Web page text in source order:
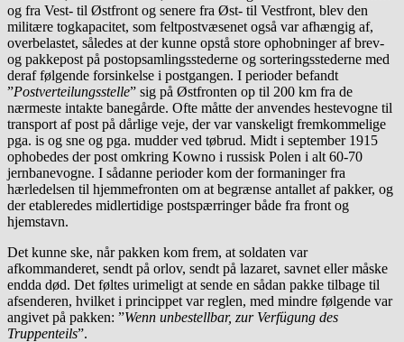
og fra Vest- til Østfront og senere fra Øst- til Vestfront, blev den
militære togkapacitet, som feltpostvæsenet også var afhængig af,
overbelastet, således at der kunne opstå store ophobninger af brev-
og pakkepost på postopsamlingsstederne og sorteringsstederne med
deraf følgende forsinkelse i postgangen. I perioder befandt
”Postverteilungsstelle” sig på Østfronten op til 200 km fra de
nærmeste intakte banegårde. Ofte måtte der anvendes hestevogne til
transport af post på dårlige veje, der var vanskeligt fremkommelige
pga. is og sne og pga. mudder ved tøbrud. Midt i september 1915
ophobedes der post omkring Kowno i russisk Polen i alt 60-70
jernbanevogne. I sådanne perioder kom der formaninger fra
hærledelsen til hjemmefronten om at begrænse antallet af pakker, og
der etableredes midlertidige postspærringer både fra front og
hjemstavn.
Det kunne ske, når pakken kom frem, at soldaten var
afkommanderet, sendt på orlov, sendt på lazaret, savnet eller måske
endda død. Det føltes urimeligt at sende en sådan pakke tilbage til
afsenderen, hvilket i princippet var reglen, med mindre følgende var
angivet på pakken: ”Wenn unbestellbar, zur Verfügung des
Truppenteils”.